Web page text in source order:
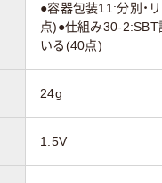
●容器包装11:分別・
点)●仕組み30-
いる(40点)
24g
1.5V